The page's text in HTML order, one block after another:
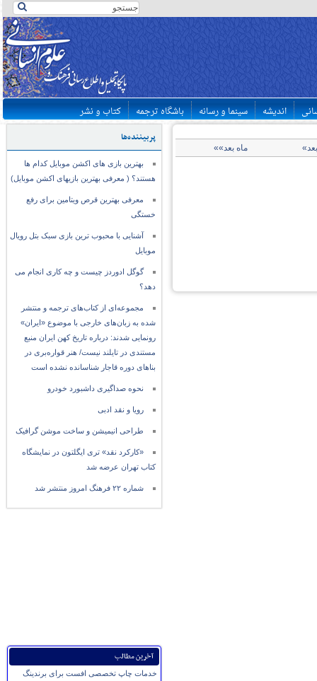
اندیشه سینما و رسانه باشگاه ترجمه کتاب و نشر
پربیننده‌ها
بهترین بازی های اکشن موبایل کدام ها
هستند؟ ( معرفی بهترین بازیهای اکشن موبایل)
معرفی بهترین قرص ویتامین برای رفع
خستگی
آشنایی با محبوب ترین بازی سبک بتل رویال
موبایل
گوگل ادوردز چیست و چه کاری انجام می
دهد؟
مجموعه‌ای از کتاب‌های ترجمه و منتشر
شده به زبان‌های خارجی با موضوع «ایران»
رونمایی شدند: درباره تاریخ کهن ایران منبع
مستندی در تایلند نیست/ هنر قواره‌بری در
بناهای دوره قاجار شناسانده نشده است
نحوه صداگیری داشبورد خودرو
رویا و نقد ادبی
طراحی انیمیشن و ساخت موشن گرافیک
«کارکرد نقد» تری ایگلتون در نمایشگاه
کتاب تهران عرضه شد
شماره ۲۲ فرهنگ امروز منتشر شد
آخرین مطالب
خدمات چاپ تخصصی افست برای برندینگ
ماه بعد»»